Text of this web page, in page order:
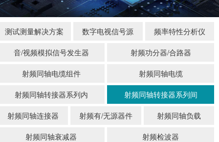
测试测量解决方案 数字电视信号源 频率特性分析仪
音/视频模拟信号发生器 射频功分器/合路器
射频同轴电缆组件 射频同轴电缆
射频同轴转接器系列内 射频同轴转接器系列间
射频同轴连接器 射频有/无源器件 射频同轴负载
射频同轴衰减器 射频检波器